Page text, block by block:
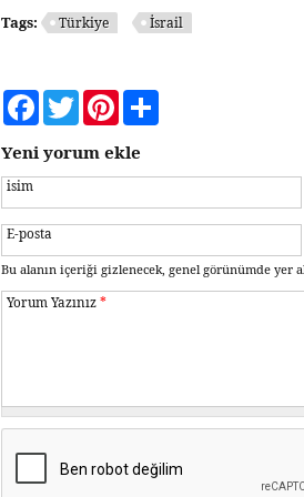
Tags: Türkiye İsrail
FacebookTwitterPinterest
Yeni yorum ekle
isim
E-posta
Bu alanın içeriği gizlenecek, genel görünümde yer
Yorum Yazınız*